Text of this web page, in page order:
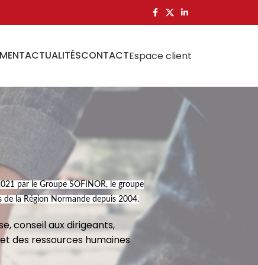
ACTUALITÉSCONTACTEspace client
par le Groupe SOFINOR, le groupe
la Région Normande depuis 2004.
conseil aux dirigeants,
des ressources humaines